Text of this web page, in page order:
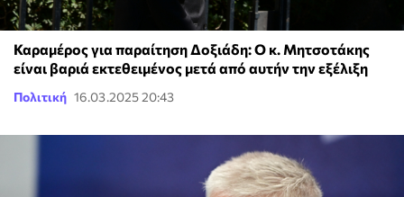
Καραμέρος για παραίτηση Δοξιάδη: Ο κ. Μητσοτάκης
είναι βαριά εκτεθειμένος μετά από αυτήν την εξέλιξη
Πολιτική 16.03.2025 20:43